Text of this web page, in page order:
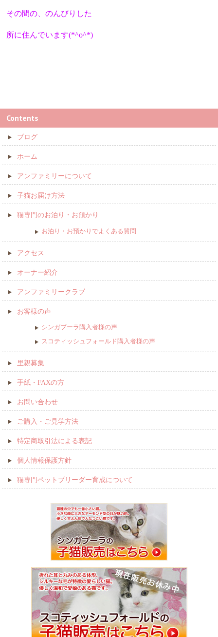
その間の、のんびりした
所に住んでいます(*^o^*)
Contents
ブログ
ホーム
アンファミリーについて
子猫お届け方法
猫専門のお泊り・お預かり
お泊り・お預かりでよくある質問
アクセス
オーナー紹介
アンファミリークラブ
お客様の声
シンガプーラ購入者様の声
スコティッシュフォールド購入者様の声
里親募集
手紙・FAXの方
お問い合わせ
ご購入・ご見学方法
特定商取引法による表記
個人情報保護方針
猫専門ペットブリーダー育成について